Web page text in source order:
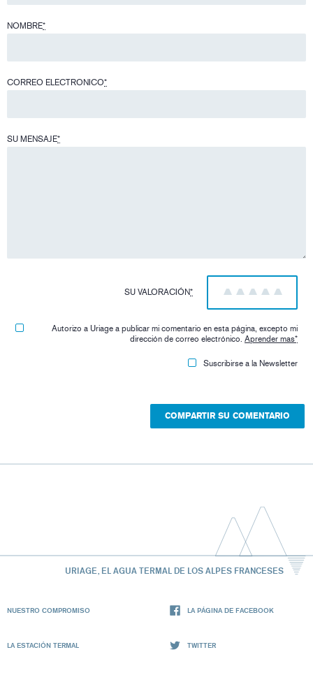
NOMBRE*
CORREO ELECTRONICO*
SU MENSAJE*
SU VALORACIÓN* 5
4
3
2
1
Autorizo ​​a Uriage a publicar mi comentario en esta página, excepto mi
dirección de correo electrónico.Aprender mas*
Suscribirse a la Newsletter
URIAGE, EL AGUA TERMAL DE LOS ALPES FRANCESES
NUESTRO COMPROMISO
LA ESTACIÓN TERMAL
LA PÁGINA DE FACEBOOK
TWITTER